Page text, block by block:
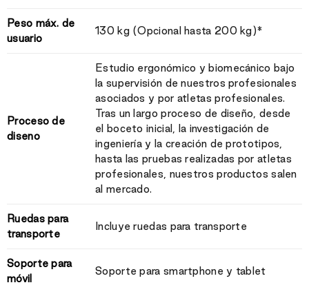
Peso máx. de
usuario
130 kg (Opcional hasta 200 kg)*
Proceso de
diseno
Estudio ergonómico y biomecánico bajo
la supervisión de nuestros profesionales
asociados y por atletas profesionales.
Tras un largo proceso de diseño, desde
el boceto inicial, la investigación de
ingeniería y la creación de prototipos,
hasta las pruebas realizadas por atletas
profesionales, nuestros productos salen
al mercado.
Ruedas para
transporte
Incluye ruedas para transporte
Soporte para
móvil
Soporte para smartphone y tablet